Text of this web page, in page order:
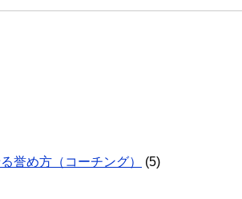
誉め方（コーチング） (5)